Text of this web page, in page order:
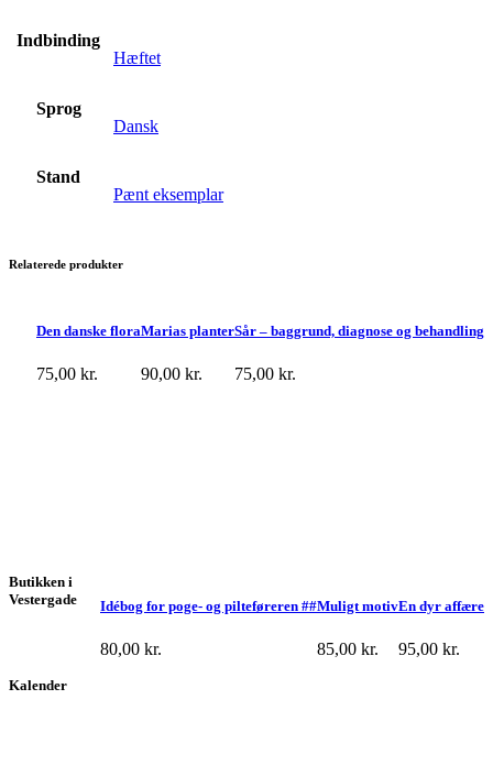
Indbinding
Hæftet
Sprog
Dansk
Stand
Pænt eksemplar
Relaterede produkter
Sår – baggrund, diagnose og behandling
75,00 kr.
Marias planter
90,00 kr.
Den danske flora
75,00 kr.
En dyr affære
95,00 kr.
Muligt motiv
85,00 kr.
Idébog for poge- og pilteføreren ##
80,00 kr.
Butikken i
Vestergade
Kalender